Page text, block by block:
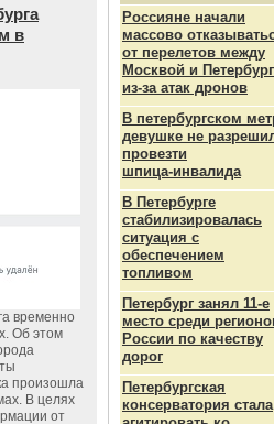
в
временно
Об этом
произошла
В целях
от
Россияне начали
массово
от перелетов между
Москвой и
из-за атак дронов
В петербургском
девушке не
провезти
шпица‑инвалида
В Петербурге
стабилизировалась
ситуация с
обеспечением
топливом
Петербург занял 11-е
место среди
России по качеству
дорог
Петербургская
консерватория стала